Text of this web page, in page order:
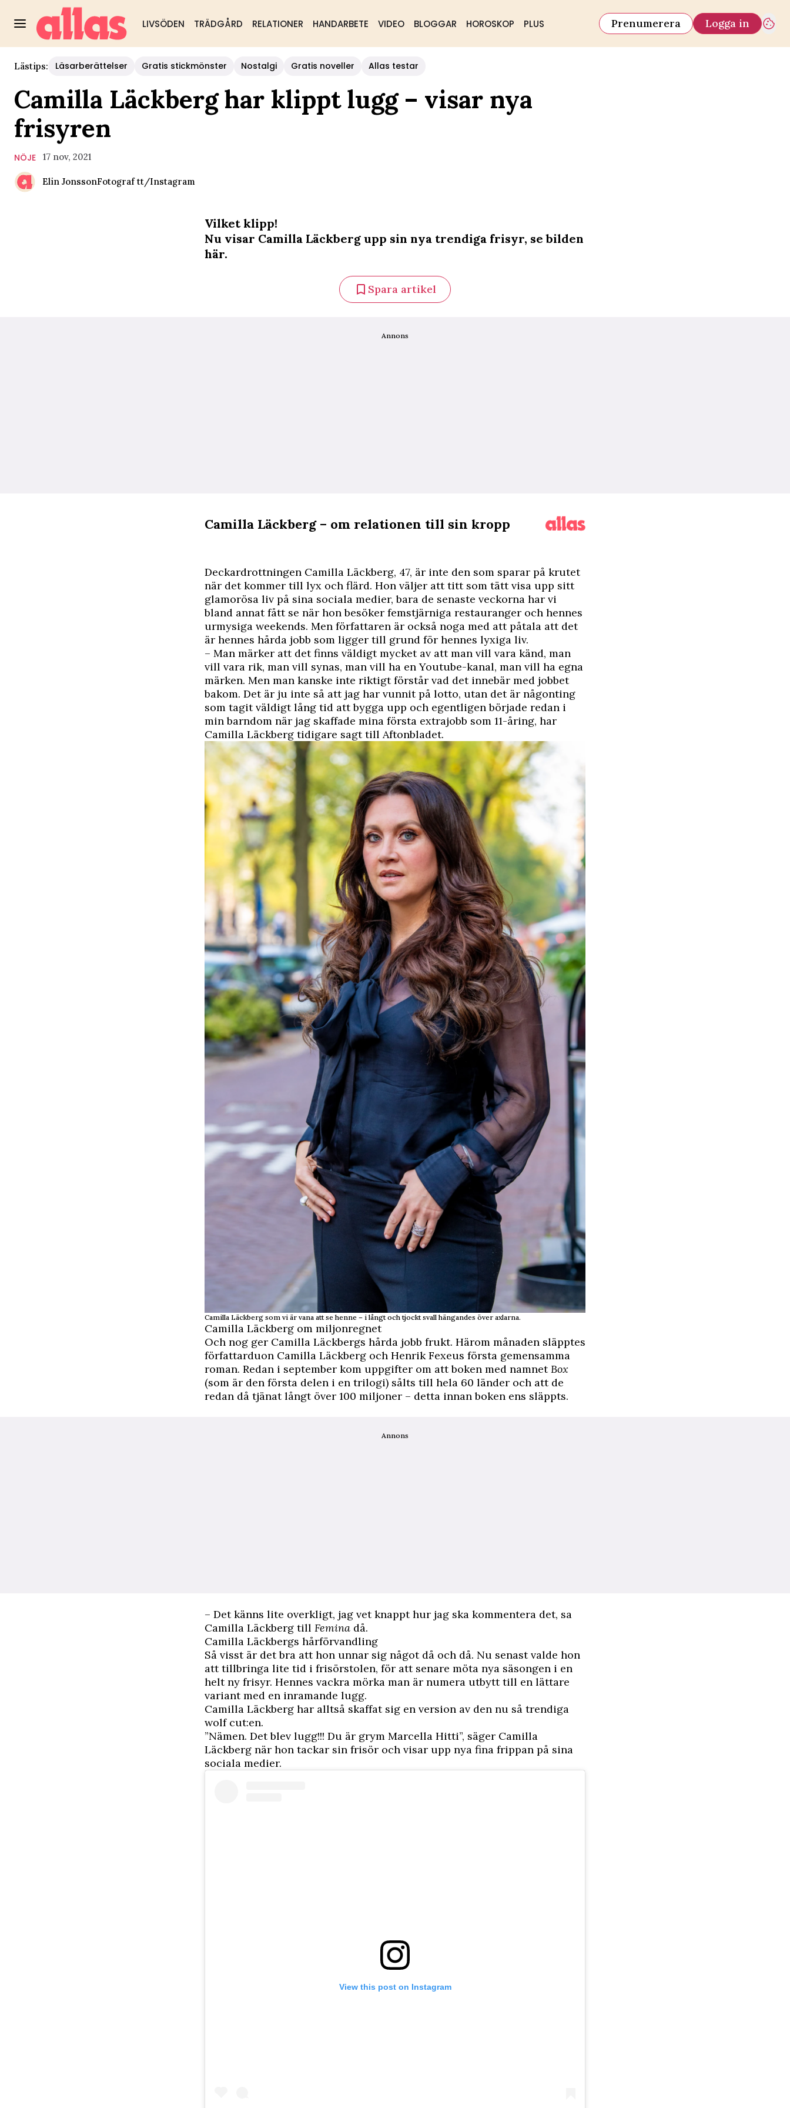
LIVSÖDEN TRÄDGÅRD RELATIONER HANDARBETE VIDEO BLOGGAR HOROSKOP PLUS Prenumerera Logga in
Lästips: Läsarberättelser Gratis stickmönster Nostalgi Gratis noveller Allas testar
Camilla Läckberg har klippt lugg – visar nya
frisyren
NÖJE 17 nov, 2021
Elin JonssonFotograf tt/Instagram
Vilket klipp!
Nu visar Camilla Läckberg upp sin nya trendiga frisyr, se bilden
här.
Spara artikel
Annons
Camilla Läckberg – om relationen till sin kropp
Deckardrottningen Camilla Läckberg, 47, är inte den som sparar på krutet
när det kommer till lyx och flärd. Hon väljer att titt som tätt visa upp sitt
glamorösa liv på sina sociala medier, bara de senaste veckorna har vi
bland annat fått se när hon besöker femstjärniga restauranger och hennes
urmysiga weekends. Men författaren är också noga med att påtala att det
är hennes hårda jobb som ligger till grund för hennes lyxiga liv.
– Man märker att det finns väldigt mycket av att man vill vara känd, man
vill vara rik, man vill synas, man vill ha en Youtube-kanal, man vill ha egna
märken. Men man kanske inte riktigt förstår vad det innebär med jobbet
bakom. Det är ju inte så att jag har vunnit på lotto, utan det är någonting
som tagit väldigt lång tid att bygga upp och egentligen började redan i
min barndom när jag skaffade mina första extrajobb som 11-åring, har
Camilla Läckberg tidigare sagt till Aftonbladet.
Camilla Läckberg som vi är vana att se henne – i långt och tjockt svall hängandes över axlarna.
Camilla Läckberg om miljonregnet
Och nog ger Camilla Läckbergs hårda jobb frukt. Härom månaden släpptes
författarduon Camilla Läckberg och Henrik Fexeus första gemensamma
roman. Redan i september kom uppgifter om att boken med namnetBox
(som är den första delen i en trilogi) sålts till hela 60 länder och att de
redan då tjänat långt över 100 miljoner – detta innan boken ens släppts.
Annons
– Det känns lite overkligt, jag vet knappt hur jag ska kommentera det, sa
Camilla Läckberg till Femina då.
Camilla Läckbergs hårförvandling
Så visst är det bra att hon unnar sig något då och då. Nu senast valde hon
att tillbringa lite tid i frisörstolen, för att senare möta nya säsongen i en
helt ny frisyr. Hennes vackra mörka man är numera utbytt till en lättare
variant med en inramande lugg.
Camilla Läckberg har alltså skaffat sig en version av den nu så trendiga
wolf cut:en.
”Nämen. Det blev lugg!!! Du är grym Marcella Hitti”, säger Camilla
Läckberg när hon tackar sin frisör och visar upp nya fina frippan på sina
sociala medier.
View this post on Instagram